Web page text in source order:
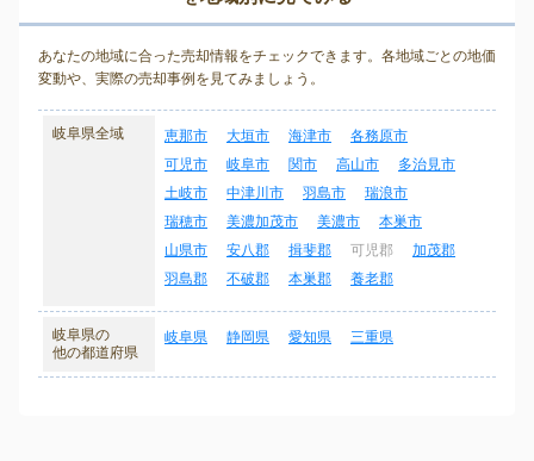
あなたの地域に合った売却情報をチェックできます。各地域ごとの地価
変動や、実際の売却事例を見てみましょう。
岐阜県全域 恵那市 大垣市 海津市
各務原市
可児市
岐阜市 関市 高山市
多治見市
土岐市
中津川市 羽島市
瑞浪市
瑞穂市
美濃加茂市 美濃市
本巣市
山県市
安八郡 揖斐郡 可児郡
加茂郡
羽島郡
不破郡 本巣郡 養老郡
岐阜県の
他の都道府県
岐阜県 静岡県 愛知県 三重県